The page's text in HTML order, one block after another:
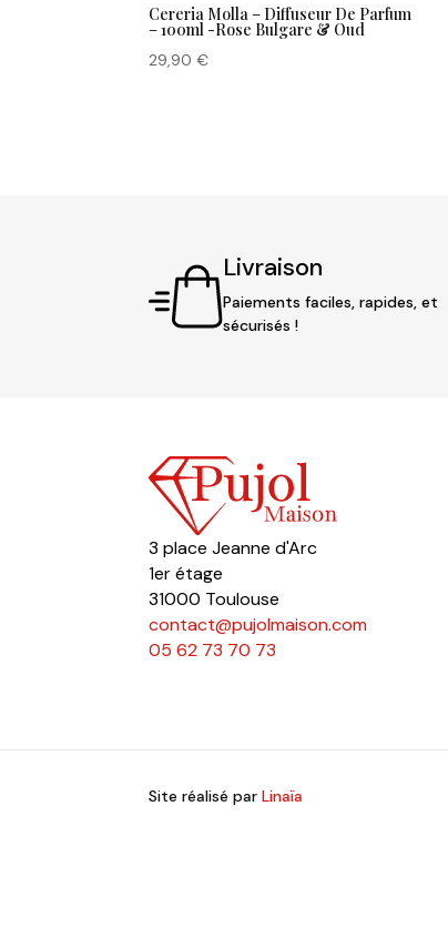
Cereria Molla – Diffuseur De Parfum
– 100ml -Rose Bulgare & Oud
29,90€
Livraison
Paiements faciles, rapides, et
sécurisés !
3 place Jeanne d'Arc
1er étage
31000 Toulouse
contact@pujolmaison.com
05 62 73 70 73
Site réalisé parLinaïa